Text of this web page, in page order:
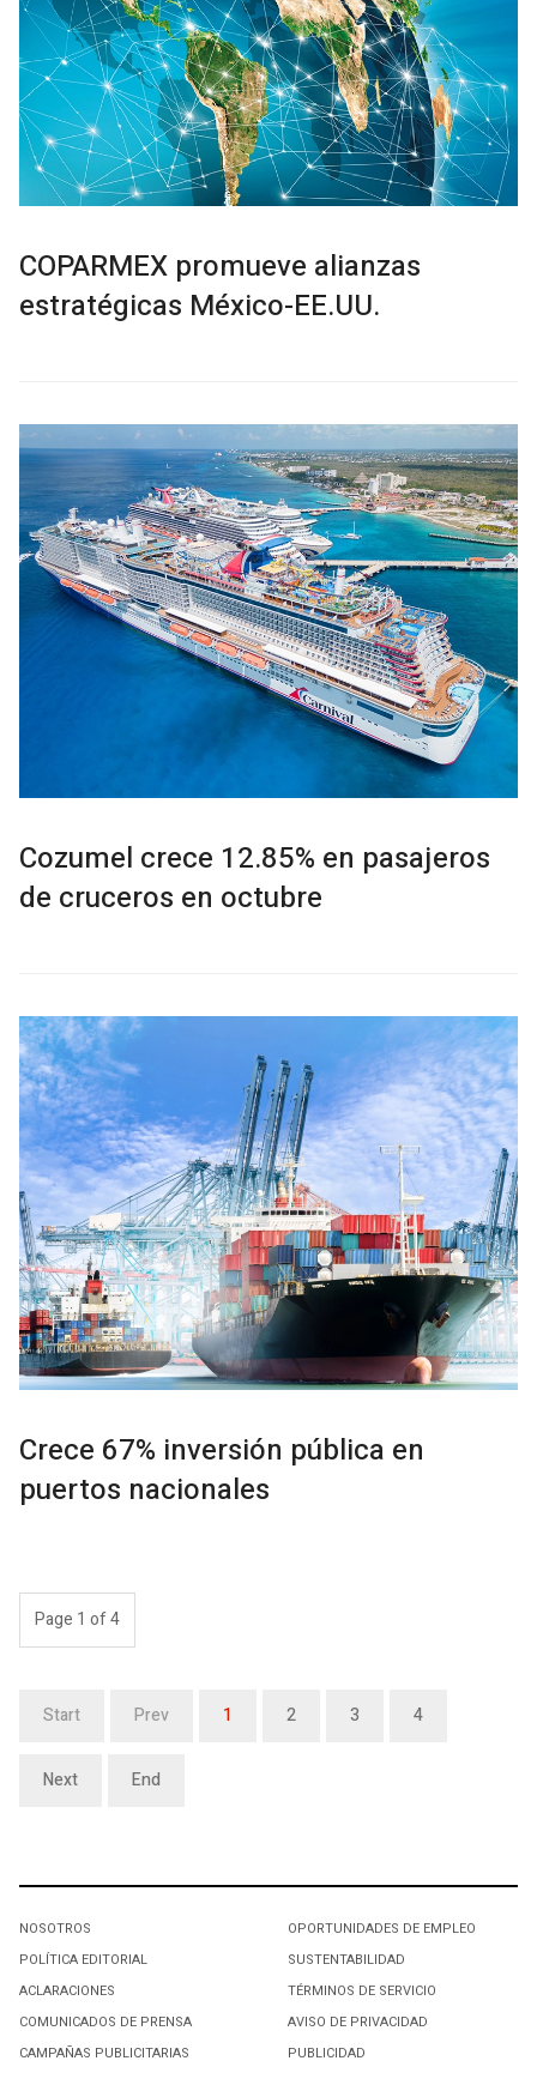
COPARMEX promueve alianzas
estratégicas México-EE.UU.
Cozumel crece 12.85% en pasajeros
de cruceros en octubre
Crece 67% inversión pública en
puertos nacionales
Page 1 of 4
Start Prev 1 2 3 4
Next End
NOSOTROS
POLÍTICA EDITORIAL
ACLARACIONES
COMUNICADOS DE PRENSA
CAMPAÑAS PUBLICITARIAS
OPORTUNIDADES DE EMPLEO
SUSTENTABILIDAD
TÉRMINOS DE SERVICIO
AVISO DE PRIVACIDAD
PUBLICIDAD